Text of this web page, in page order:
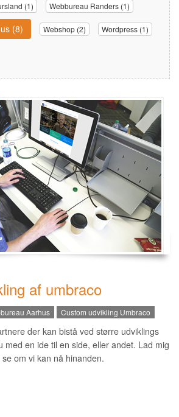
(1)
Webbureau Randers (1)
(8) Webshop (2) Wordpress (1)
af umbraco
Aarhus Custom udvikling Umbraco
der kan bistå ved større udviklings
med en ide til en side, eller andet. Lad mig
om vi kan nå hinanden.